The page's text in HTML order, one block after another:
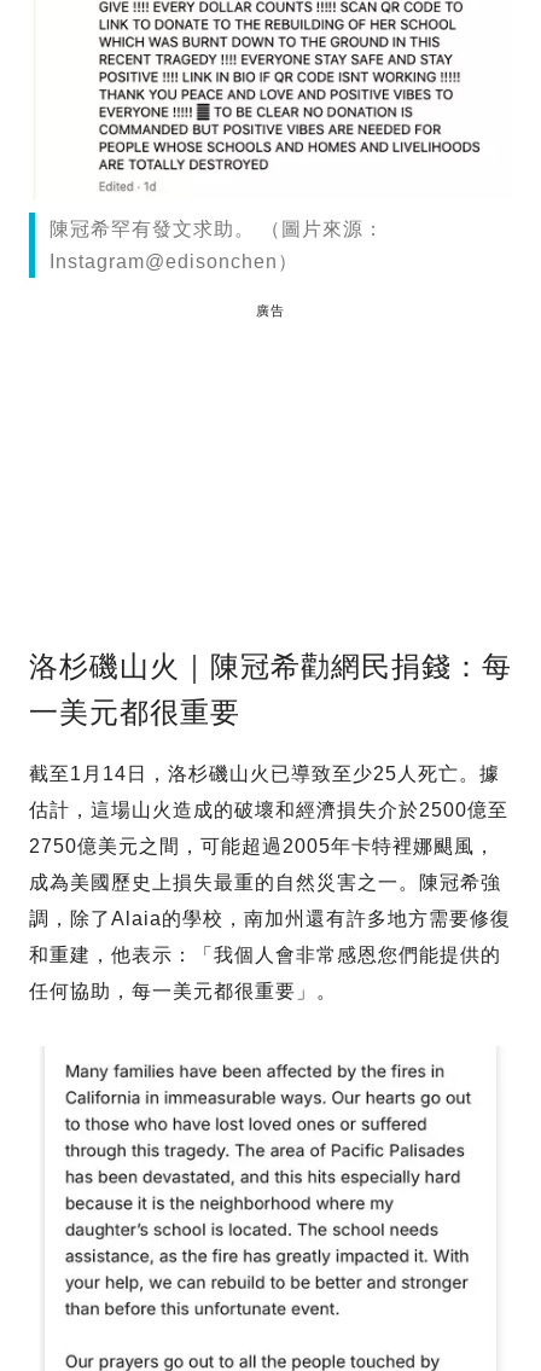
陳冠希罕有發文求助。 （圖片來源：
Instagram@edisonchen）
廣告
洛杉磯山火｜陳冠希勸網民捐錢：每
一美元都很重要
截至1月14日，洛杉磯山火已導致至少25人死亡。據
估計，這場山火造成的破壞和經濟損失介於2500億至
2750億美元之間，可能超過2005年卡特裡娜颶風，
成為美國歷史上損失最重的自然災害之一。陳冠希強
調，除了Alaia的學校，南加州還有許多地方需要修復
和重建，他表示：「我個人會非常感恩您們能提供的
任何協助，每一美元都很重要」。